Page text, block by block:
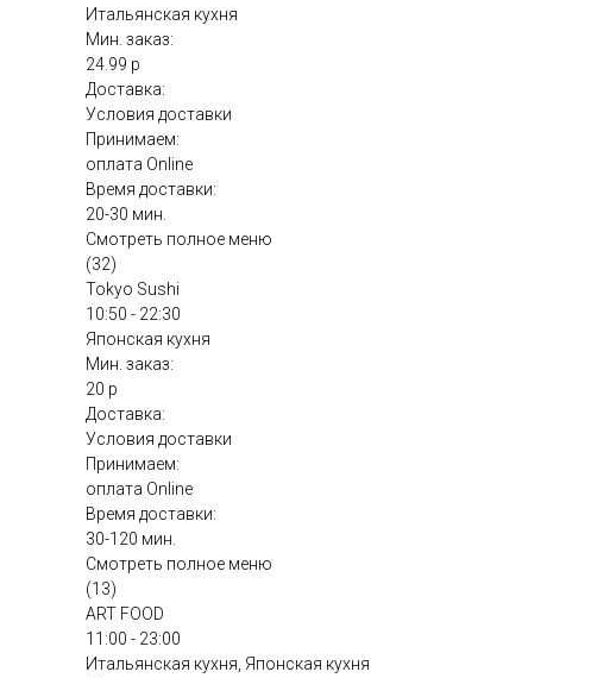
Итальянская кухня
Мин. заказ:
24.99 р
Доставка:
Условия доставки
Принимаем:
оплата Online
Время доставки:
20-30 мин.
Смотреть полное меню
(32)
Tokyo Sushi
10:50 - 22:30
Японская кухня
Мин. заказ:
20 р
Доставка:
Условия доставки
Принимаем:
оплата Online
Время доставки:
30-120 мин.
Смотреть полное меню
(13)
ART FOOD
11:00 - 23:00
Итальянская кухня, Японская кухня